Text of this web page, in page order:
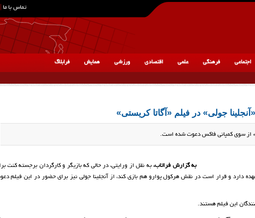
تماس با ما
اجتماعی فرهنگی علمی اقتصادی ورزشی همایش فرابلاگ
جولی» در فیلم «آگاتا کریستی»
از سوی کمپانی فاکس دعوت شده است.
به گزارش فراتاب،به نقل از ورایتی، در حالی که بازیگر و کارگردان برجسته کنت
دارد و قرار است در نقش هرکول پوارو هم بازی کند، از آنجلینا جولی نیز برای حضور در این فیلم
این فیلم هستند.